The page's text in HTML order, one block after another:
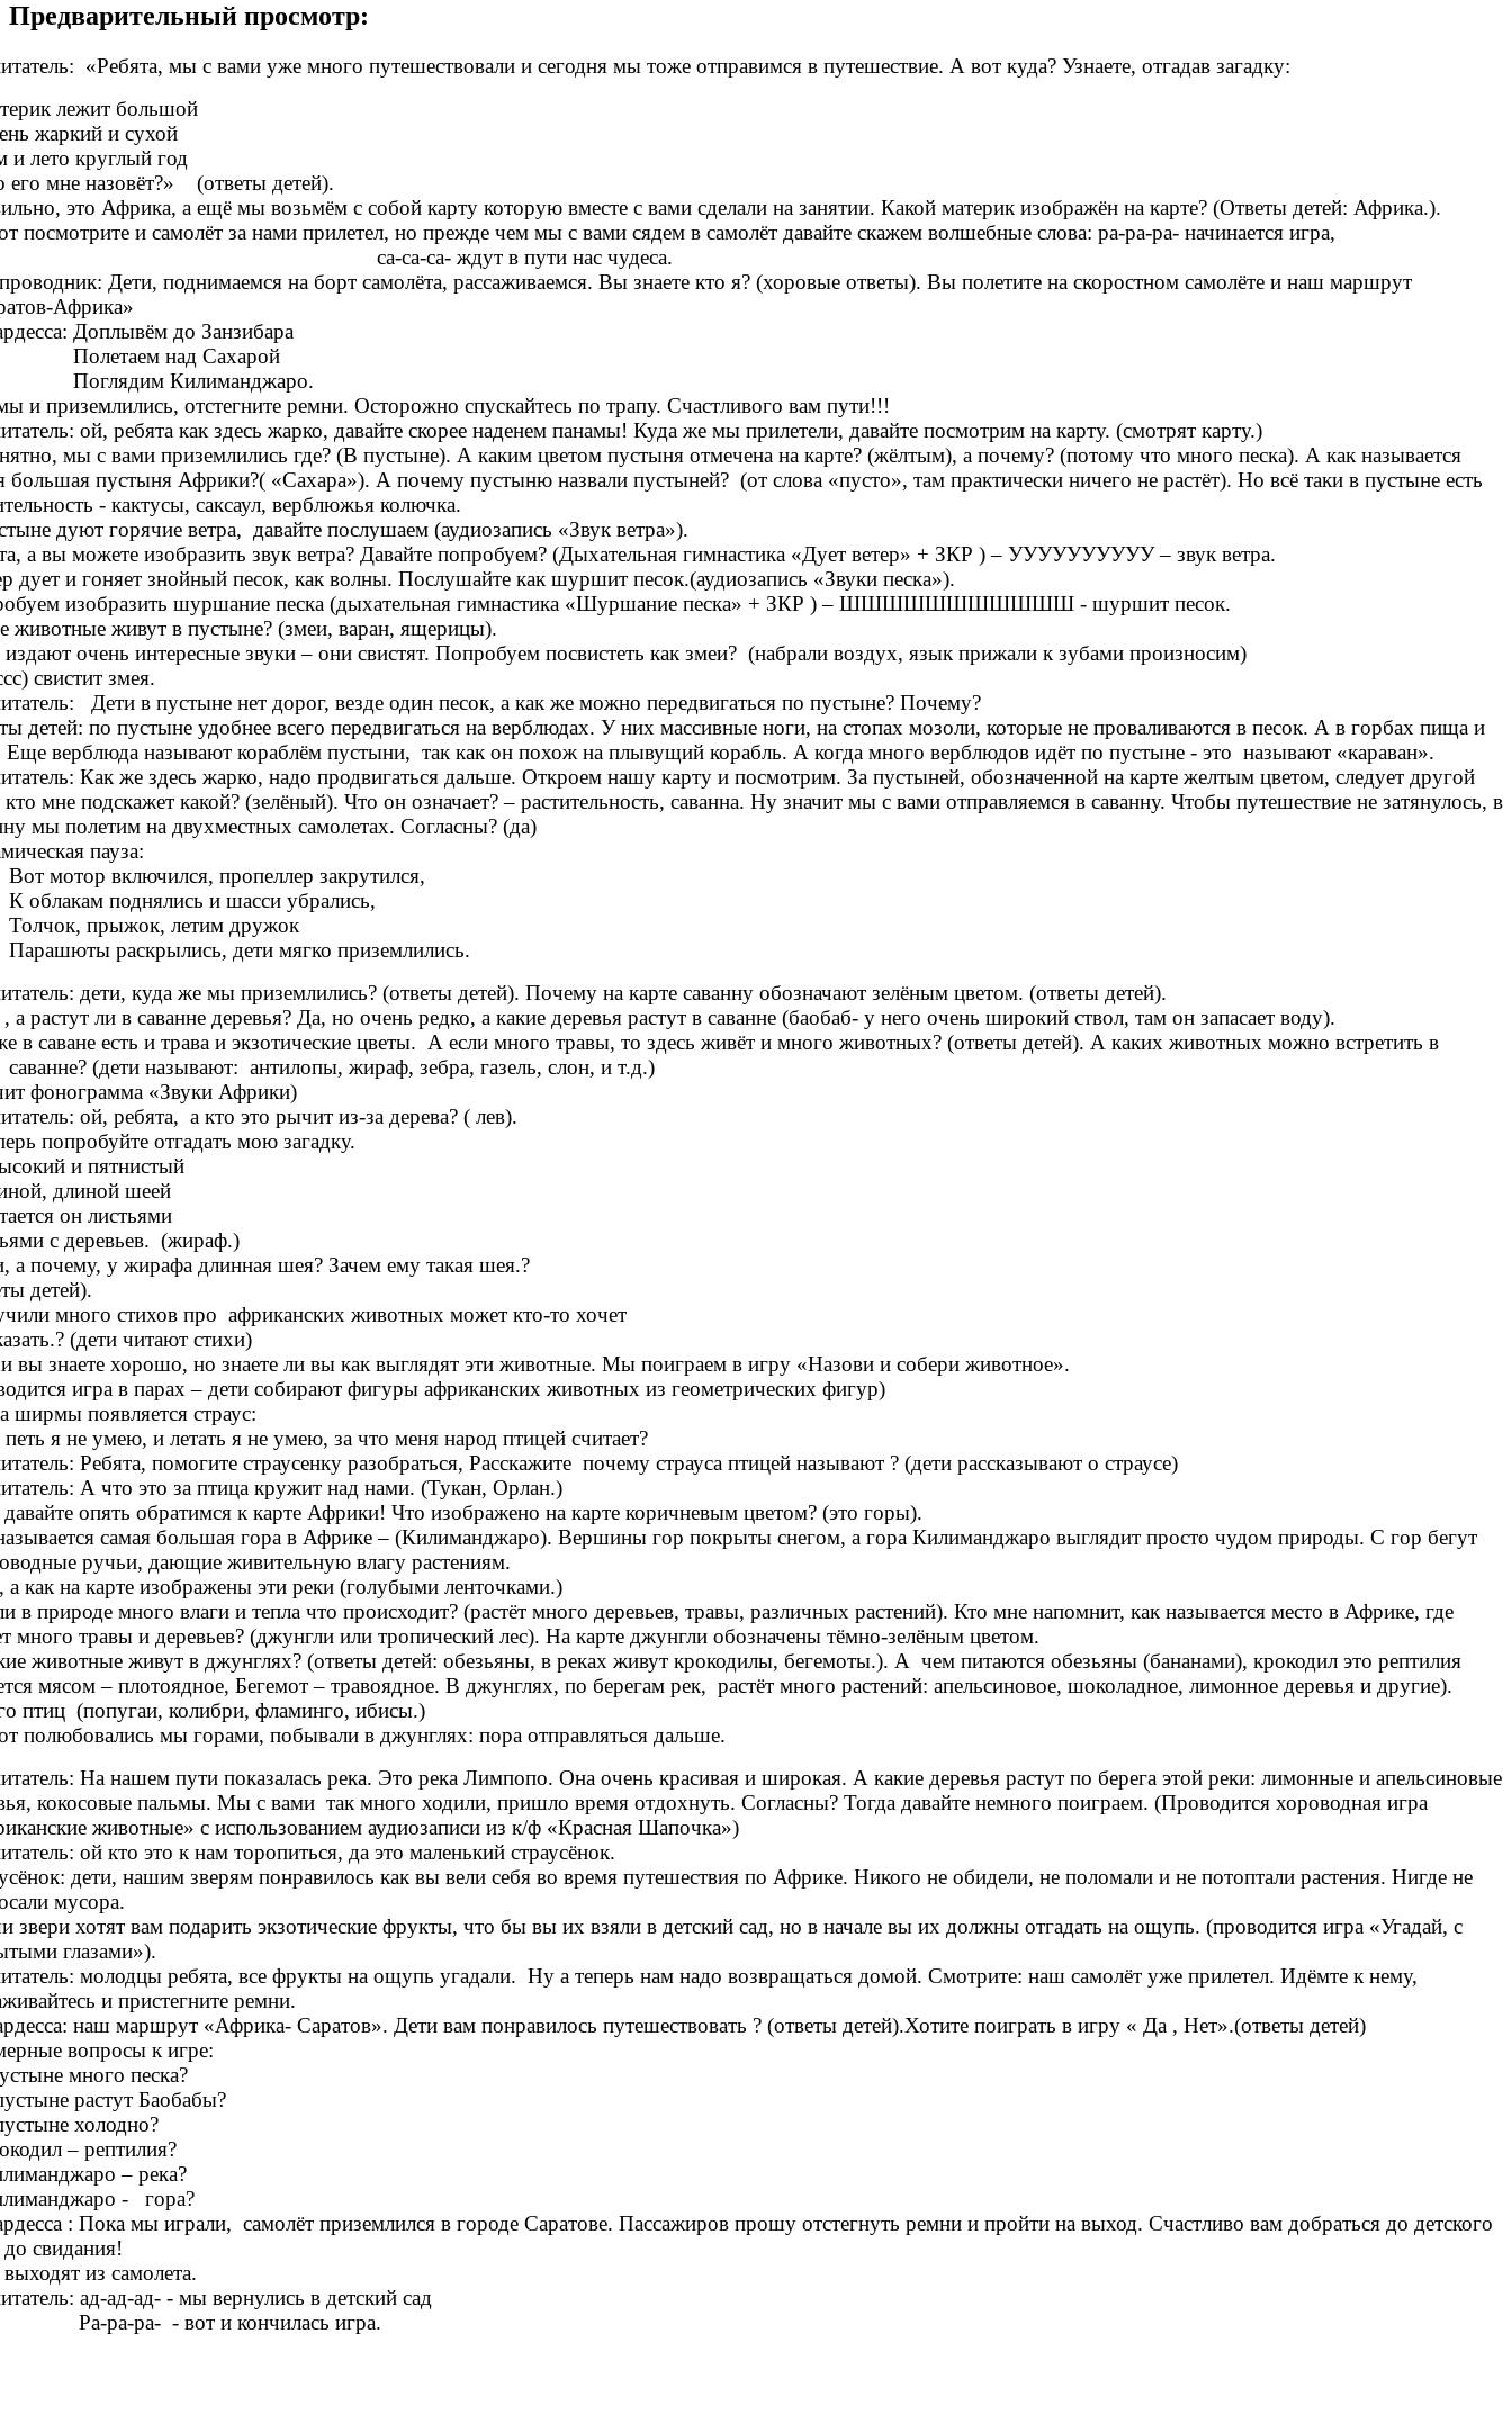
Предварительный просмотр:
«Ребята, мы с вами уже много путешествовали и сегодня мы тоже отправимся в путешествие. А вот куда? Узнаете, отгадав загадку:
лежит большой
жаркий и сухой
лето круглый год
мне назовёт?» (ответы детей).
это Африка, а ещё мы возьмём с собой карту которую вместе с вами сделали на занятии. Какой материк изображён на карте? (Ответы детей: Африка.).
посмотрите и самолёт за нами прилетел, но прежде чем мы с вами сядем в самолёт давайте скажем волшебные слова: ра-ра-ра- начинается игра,
са-са- ждут в пути нас чудеса.
Дети, поднимаемся на борт самолёта, рассаживаемся. Вы знаете кто я? (хоровые ответы). Вы полетите на скоростном самолёте и наш маршрут
Африка»
Доплывём до Занзибара
над Сахарой
Килиманджаро.
и приземлились, отстегните ремни. Осторожно спускайтесь по трапу. Счастливого вам пути!!!
ой, ребята как здесь жарко, давайте скорее наденем панамы! Куда же мы прилетели, давайте посмотрим на карту. (смотрят карту.)
мы с вами приземлились где? (В пустыне). А каким цветом пустыня отмечена на карте? (жёлтым), а почему? (потому что много песка). А как называется
большая пустыня Африки?( «Сахара»). А почему пустыню назвали пустыней? (от слова «пусто», там практически ничего не растёт). Но всё таки в пустыне есть
- кактусы, саксаул, верблюжья колючка.
дуют горячие ветра, давайте послушаем (аудиозапись «Звук ветра»).
а вы можете изобразить звук ветра? Давайте попробуем? (Дыхательная гимнастика «Дует ветер» + ЗКР ) – УУУУУУУУУУ – звук ветра.
дует и гоняет знойный песок, как волны. Послушайте как шуршит песок.(аудиозапись «Звуки песка»).
изобразить шуршание песка (дыхательная гимнастика «Шуршание песка» + ЗКР ) – ШШШШШШШШШШШ - шуршит песок.
животные живут в пустыне? (змеи, варан, ящерицы).
очень интересные звуки – они свистят. Попробуем посвистеть как змеи? (набрали воздух, язык прижали к зубами произносим)
свистит змея.
Дети в пустыне нет дорог, везде один песок, а как же можно передвигаться по пустыне? Почему?
детей: по пустыне удобнее всего передвигаться на верблюдах. У них массивные ноги, на стопах мозоли, которые не проваливаются в песок. А в горбах пища и
Еще верблюда называют кораблём пустыни, так как он похож на плывущий корабль. А когда много верблюдов идёт по пустыне - это называют «караван».
Как же здесь жарко, надо продвигаться дальше. Откроем нашу карту и посмотрим. За пустыней, обозначенной на карте желтым цветом, следует другой
кто мне подскажет какой? (зелёный). Что он означает? – растительность, саванна. Ну значит мы с вами отправляемся в саванну. Чтобы путешествие не затянулось, в
мы полетим на двухместных самолетах. Согласны? (да)
пауза:
Вот мотор включился, пропеллер закрутился,
К облакам поднялись и шасси убрались,
Толчок, прыжок, летим дружок
Парашюты раскрылись, дети мягко приземлились.
дети, куда же мы приземлились? (ответы детей). Почему на карте саванну обозначают зелёным цветом. (ответы детей).
а растут ли в саванне деревья? Да, но очень редко, а какие деревья растут в саванне (баобаб- у него очень широкий ствол, там он запасает воду).
в саване есть и трава и экзотические цветы. А если много травы, то здесь живёт и много животных? (ответы детей). А каких животных можно встретить в
саванне? (дети называют: антилопы, жираф, зебра, газель, слон, и т.д.)
фонограмма «Звуки Африки)
ой, ребята, а кто это рычит из-за дерева? ( лев).
попробуйте отгадать мою загадку.
и пятнистый
длиной шеей
он листьями
с деревьев. (жираф.)
а почему, у жирафа длинная шея? Зачем ему такая шея.?
детей).
много стихов про африканских животных может кто-то хочет
(дети читают стихи)
вы знаете хорошо, но знаете ли вы как выглядят эти животные. Мы поиграем в игру «Назови и собери животное».
игра в парах – дети собирают фигуры африканских животных из геометрических фигур)
ширмы появляется страус:
я не умею, и летать я не умею, за что меня народ птицей считает?
Ребята, помогите страусенку разобраться, Расскажите почему страуса птицей называют ? (дети рассказывают о страусе)
А что это за птица кружит над нами. (Тукан, Орлан.)
опять обратимся к карте Африки! Что изображено на карте коричневым цветом? (это горы).
самая большая гора в Африке – (Килиманджаро). Вершины гор покрыты снегом, а гора Килиманджаро выглядит просто чудом природы. С гор бегут
ручьи, дающие живительную влагу растениям.
а как на карте изображены эти реки (голубыми ленточками.)
в природе много влаги и тепла что происходит? (растёт много деревьев, травы, различных растений). Кто мне напомнит, как называется место в Африке, где
много травы и деревьев? (джунгли или тропический лес). На карте джунгли обозначены тёмно-зелёным цветом.
животные живут в джунглях? (ответы детей: обезьяны, в реках живут крокодилы, бегемоты.). А чем питаются обезьяны (бананами), крокодил это рептилия
мясом – плотоядное, Бегемот – травоядное. В джунглях, по берегам рек, растёт много растений: апельсиновое, шоколадное, лимонное деревья и другие).
птиц (попугаи, колибри, фламинго, ибисы.)
полюбовались мы горами, побывали в джунглях: пора отправляться дальше.
На нашем пути показалась река. Это река Лимпопо. Она очень красивая и широкая. А какие деревья растут по берега этой реки: лимонные и апельсиновые
кокосовые пальмы. Мы с вами так много ходили, пришло время отдохнуть. Согласны? Тогда давайте немного поиграем. (Проводится хороводная игра
животные» с использованием аудиозаписи из к/ф «Красная Шапочка»)
ой кто это к нам торопиться, да это маленький страусёнок.
дети, нашим зверям понравилось как вы вели себя во время путешествия по Африке. Никого не обидели, не поломали и не потоптали растения. Нигде не
мусора.
хотят вам подарить экзотические фрукты, что бы вы их взяли в детский сад, но в начале вы их должны отгадать на ощупь. (проводится игра «Угадай, с
глазами»).
молодцы ребята, все фрукты на ощупь угадали. Ну а теперь нам надо возвращаться домой. Смотрите: наш самолёт уже прилетел. Идёмте к нему,
и пристегните ремни.
наш маршрут «Африка- Саратов». Дети вам понравилось путешествовать ? (ответы детей).Хотите поиграть в игру « Да , Нет».(ответы детей)
вопросы к игре:
много песка?
растут Баобабы?
холодно?
– рептилия?
– река?
- гора?
: Пока мы играли, самолёт приземлился в городе Саратове. Пассажиров прошу отстегнуть ремни и пройти на выход. Счастливо вам добраться до детского
до свидания!
из самолета.
ад-ад-ад- - мы вернулись в детский сад
ра- - вот и кончилась игра.